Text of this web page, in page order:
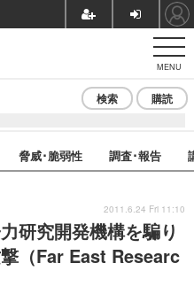
MENU
検索 購読
脅威･脆弱性 調査･報告
研究開発機構を騙り
（Far East Researc
2011.6.24 Fri 11:10